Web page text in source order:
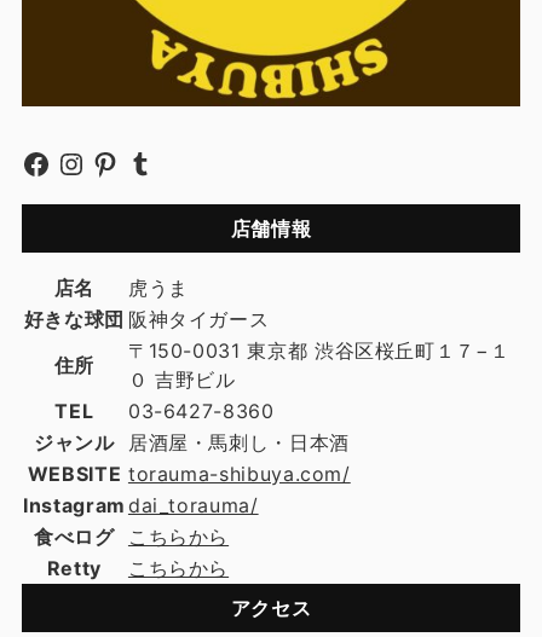
店舗情報
店名
虎うま
好きな球団 阪神タイガース
住所
〒150-0031 東京都 渋谷区桜丘町１７−１
０ 吉野ビル
TEL
03-6427-8360
ジャンル
居酒屋・馬刺し・日本酒
WEBSITE torauma-shibuya.com/
Instagram dai_torauma/
食べログ
こちらから
Retty
こちらから
アクセス